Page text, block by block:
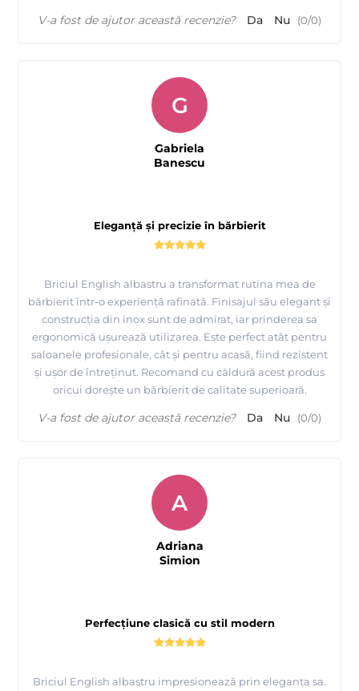
V-a fost de ajutor această recenzie? Da Nu (0/0)
Eleganță și precizie în bărbierit
Briciul English albastru a transformat rutina mea de
bărbierit într-o experiență rafinată. Finisajul său elegant și
construcția din inox sunt de admirat, iar prinderea sa
ergonomică ușurează utilizarea. Este perfect atât pentru
saloanele profesionale, cât și pentru acasă, fiind rezistent
și ușor de întreținut. Recomand cu căldură acest produs
oricui dorește un bărbierit de calitate superioară.
G
Gabriela
Banescu
V-a fost de ajutor această recenzie? Da Nu (0/0)
Perfecțiune clasică cu stil modern
Briciul English albastru impresionează prin eleganța sa.
A
Adriana
Simion